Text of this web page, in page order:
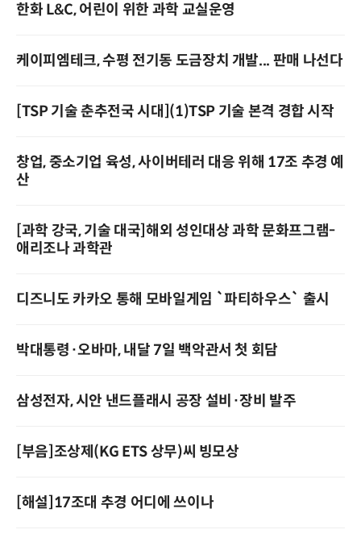
한화 L&C, 어린이 위한 과학 교실운영
케이피엠테크, 수평 전기동 도금장치 개발... 판매 나선다
[TSP 기술 춘추전국 시대](1)TSP 기술 본격 경합 시작
창업, 중소기업 육성, 사이버테러 대응 위해 17조 추경 예
산
[과학 강국, 기술 대국]해외 성인대상 과학 문화프그램-
애리조나 과학관
디즈니도 카카오 통해 모바일게임 `파티하우스` 출시
박대통령·오바마, 내달 7일 백악관서 첫 회담
삼성전자, 시안 낸드플래시 공장 설비·장비 발주
[부음]조상제(KG ETS 상무)씨 빙모상
[해설]17조대 추경 어디에 쓰이나